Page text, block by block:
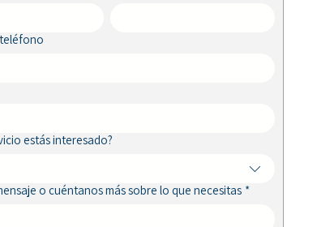
Deporte de
de
STM y OMIL
taller para
estás interesado?
o cuéntanos más sobre lo que necesitas *